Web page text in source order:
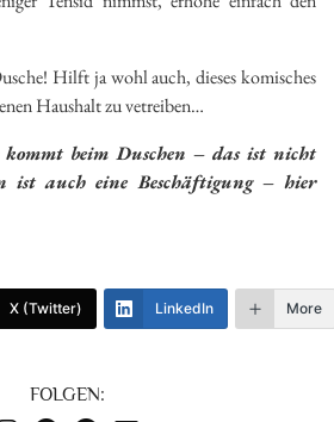
Hilft ja wohl auch, dieses komisches
Haushalt zu vetreiben…
kommt beim Duschen – das ist nicht
ist auch eine Beschäftigung – hier
X (Twitter) LinkedIn More
FOLGEN: